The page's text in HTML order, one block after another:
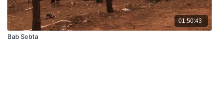
01:50:43
Bab Sebta